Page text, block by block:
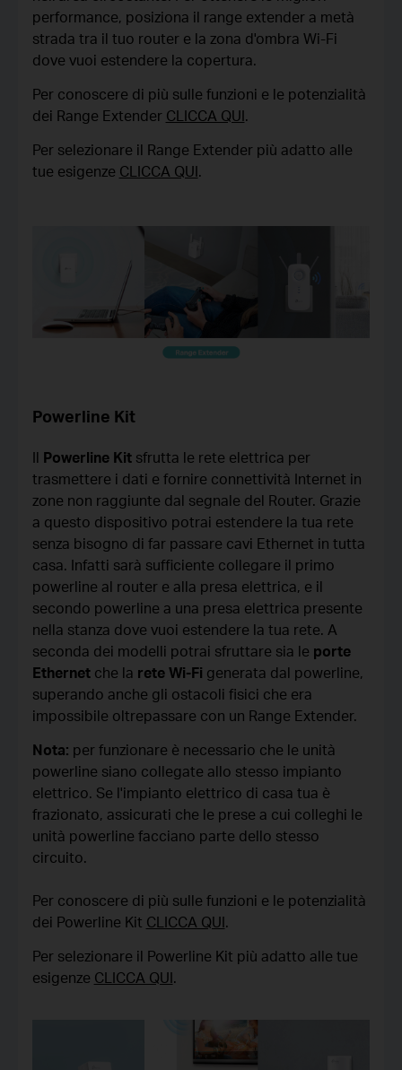
performance, posiziona il range extender a metà
strada tra il tuo router e la zona d'ombra Wi-Fi
dove vuoi estendere la copertura.
Per conoscere di più sulle funzioni e le potenzialità
dei Range Extender CLICCA QUI.
Per selezionare il Range Extender più adatto alle
tue esigenze CLICCA QUI.
Powerline Kit
Il Powerline Kitsfrutta le rete elettrica per
trasmettere i dati e fornire connettività Internet in
zone non raggiunte dal segnale del Router. Grazie
a questo dispositivo potrai estendere la tua rete
senza bisogno di far passare cavi Ethernet in tutta
casa. Infatti sarà sufficiente collegare il primo
powerline al router e alla presa elettrica, e il
secondo powerline a una presa elettrica presente
nella stanza dove vuoi estendere la tua rete. A
seconda dei modelli potrai sfruttare sia le porte
Ethernetche la rete Wi-Fi generata dal powerline,
superando anche gli ostacoli fisici che era
impossibile oltrepassare con un Range Extender.
Nota: per funzionare è necessario che le unità
powerline siano collegate allo stesso impianto
elettrico. Se l'impianto elettrico di casa tua è
frazionato, assicurati che le prese a cui colleghi le
unità powerline facciano parte dello stesso
circuito.
Per conoscere di più sulle funzioni e le potenzialità
dei Powerline Kit CLICCA QUI.
Per selezionare il Powerline Kit più adatto alle tue
esigenze CLICCA QUI.